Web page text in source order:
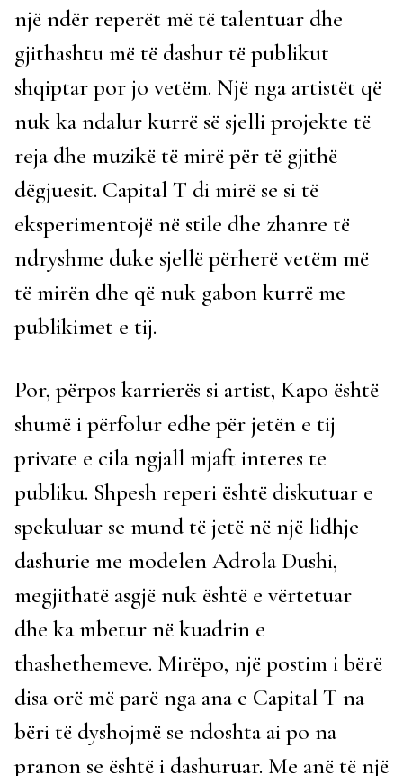
një ndër reperët më të talentuar dhe
gjithashtu më të dashur të publikut
shqiptar por jo vetëm. Një nga artistët që
nuk ka ndalur kurrë së sjelli projekte të
reja dhe muzikë të mirë për të gjithë
dëgjuesit. Capital T di mirë se si të
eksperimentojë në stile dhe zhanre të
ndryshme duke sjellë përherë vetëm më
të mirën dhe që nuk gabon kurrë me
publikimet e tij.
Por, përpos karrierës si artist, Kapo është
shumë i përfolur edhe për jetën e tij
private e cila ngjall mjaft interes te
publiku. Shpesh reperi është diskutuar e
spekuluar se mund të jetë në një lidhje
dashurie me modelen Adrola Dushi,
megjithatë asgjë nuk është e vërtetuar
dhe ka mbetur në kuadrin e
thashethemeve. Mirëpo, një postim i bërë
disa orë më parë nga ana e Capital T na
bëri të dyshojmë se ndoshta ai po na
pranon se është i dashuruar. Me anë të një